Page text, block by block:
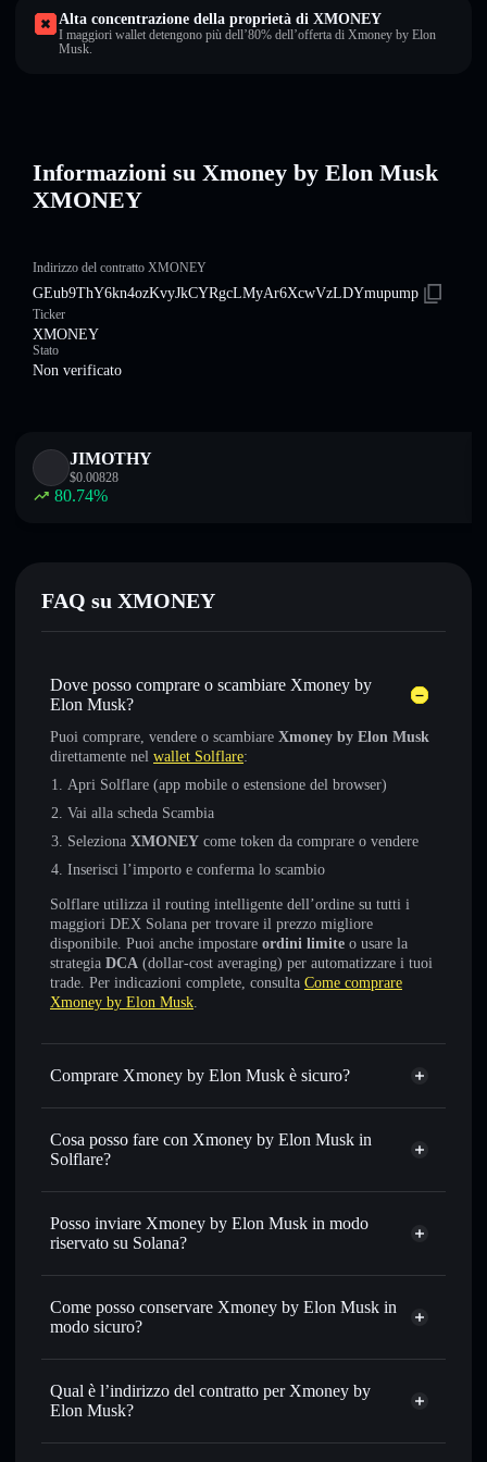
Alta concentrazione della proprietà di XMONEY
I maggiori wallet detengono più dell’80% dell’offerta di Xmoney by Elon
Musk.
Informazioni su Xmoney by Elon Musk
XMONEY
Indirizzo del contratto XMONEY
GEub9ThY6kn4ozKvyJkCYRgcLMyAr6XcwVzLDYmupump
Ticker
XMONEY
Stato
Non verificato
JIMOTHY
$0.00828
80.74%
FAQ su XMONEY
Dove posso comprare o scambiare Xmoney by
Elon Musk?
Puoi comprare, vendere o scambiare Xmoney by Elon Musk
direttamente nel wallet Solflare:
Apri Solflare (app mobile o estensione del browser)
Vai alla scheda Scambia
Seleziona XMONEY come token da comprare o vendere
Inserisci l’importo e conferma lo scambio
Solflare utilizza il routing intelligente dell’ordine su tutti i
maggiori DEX Solana per trovare il prezzo migliore
disponibile. Puoi anche impostare ordini limite o usare la
strategia DCA (dollar-cost averaging) per automatizzare i tuoi
trade. Per indicazioni complete, consulta Come comprare
Xmoney by Elon Musk.
Comprare Xmoney by Elon Musk è sicuro?
Xmoney by Elon Musk non è verificato
Cosa posso fare con Xmoney by Elon Musk in
Solflare?
Xmoney by Elon Musk
wallet Solflare
Scambiare istantaneamente— scambia XMONEY in
SOL, USDC o in migliaia di altri token Solana al prezzo
prezzo desiderato di XMONEY
Usare il DCA
XMONEY nel tempo
Inviare in modo riservato
— trasferisci XMONEY senza
collegare pubblicamente i wallet usando l’Aggregatore di
Posso inviare Xmoney by Elon Musk in modo
riservato su Solana?
Aggregatore di privacy
Come posso conservare Xmoney by Elon Musk in
modo sicuro?
Xmoney by Elon Musk
Qual è l’indirizzo del contratto per Xmoney by
Elon Musk?
Xmoney by